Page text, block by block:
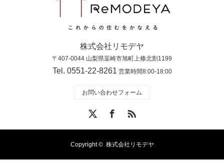
株式会社リモデヤ
〒407-0044 山梨県韮崎市旭町上條北割1199
Tel. 0551-22-8261 営業時間8:00-18:00
お問い合わせフォーム
RSS
Copyright © 株式会社リモデヤ